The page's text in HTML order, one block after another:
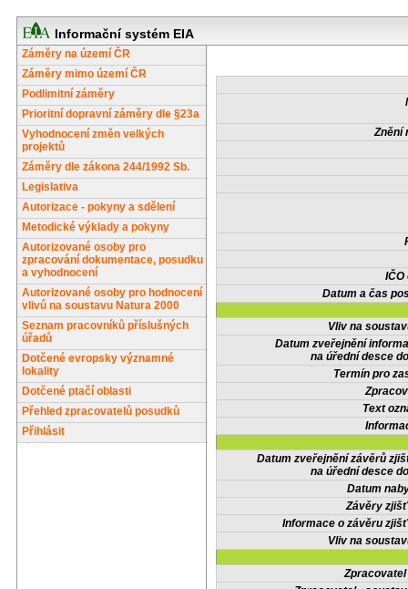
Informační systém EIA
Záměry na území ČR
Záměry mimo území ČR
Podlimitní záměry
Prioritní dopravní záměry dle §23a
Vyhodnocení změn velkých
projektů
Záměry dle zákona 244/1992 Sb.
Legislativa
Autorizace - pokyny a sdělení
Metodické výklady a pokyny
Autorizované osoby pro
zpracování dokumentace, posudku
a vyhodnocení
Autorizované osoby pro hodnocení
vlivů na soustavu Natura 2000
Seznam pracovníků příslušných
úřadů
Dotčené evropsky významné
lokality
Dotčené ptačí oblasti
Přehled zpracovatelů posudků
Přihlásit
Znění
IČO
Datum a čas
Vliv na
Datum zveřejnění
na úřední desce
Termín pro
Text
Datum zveřejnění závěrů
na úřední desce
Datum
Závěry
Informace o závěru
Vliv na